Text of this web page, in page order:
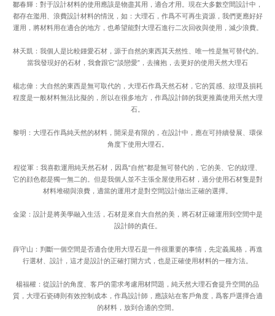
鄒春輝：對于設計材料的使用應該是物盡其用，適合才用。現在大多數空間設計中，
都存在濫用、浪費設計材料的情況，如：大理石，作爲不可再生資源，我們更應好好
運用，將材料用在適合的地方，也希望能對大理石進行二次回收與使用，減少浪費。
林天凱：我個人是比較鍾愛石材，源于自然的東西其天然性、唯一性是無可替代的。
當我發現好的石材，我會跟它“談戀愛”，去擁抱，去更好的使用天然大理石
楊志偉：大自然的東西是無可取代的，大理石作爲天然石材，它的質感、紋理及損耗
程度是一般材料無法比擬的，所以在很多地方，作爲設計師的我更推薦使用天然大理
石。
黎明：大理石作爲純天然的材料，開采是有限的，在設計中，應在可持續發展、環保
角度下使用大理石。
程從軍：我喜歡運用純天然石材，因爲“自然”都是無可替代的，它的美、它的紋理、
它的顔色都是獨一無二的。但是我個人並不主張全屋使用石材，過分使用石材隻是對
材料堆砌與浪費，適當的運用才是對空間設計做出正確的選擇。
金梁：設計是將美學融入生活，石材是來自大自然的美，將石材正確運用到空間中是
設計師的責任。
薛守山：判斷一個空間是否適合使用大理石是一件很重要的事情，先定義風格，再進
行選材、設計，這才是設計的正確打開方式，也是正確使用材料的一種方法。
楊福權：從設計的角度、客戶的需求考慮用材問題，純天然大理石會提升空間的品
質，大理石瓷磚則有效控制成本，作爲設計師，應該站在客戶角度，爲客戶選擇合適
的材料，放到合適的空間。